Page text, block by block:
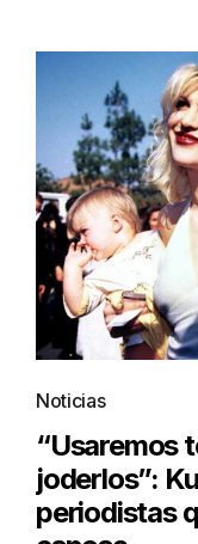
Noticias
“Usaremos
joderlos”:
periodistas